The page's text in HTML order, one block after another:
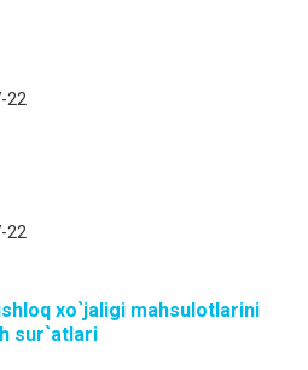
22
22
xo`jaligi mahsulotlarini
sur`atlari